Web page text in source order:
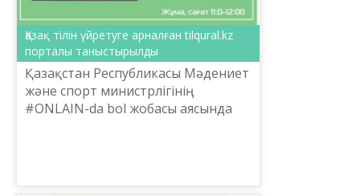
Қазақ тілін үйретуге арналған tilqural.kz
порталы таныстырылды
Қазақстан Республикасы Мәдениет
және спорт министрлігінің
#ONLAIN-da bol жобасы аясында